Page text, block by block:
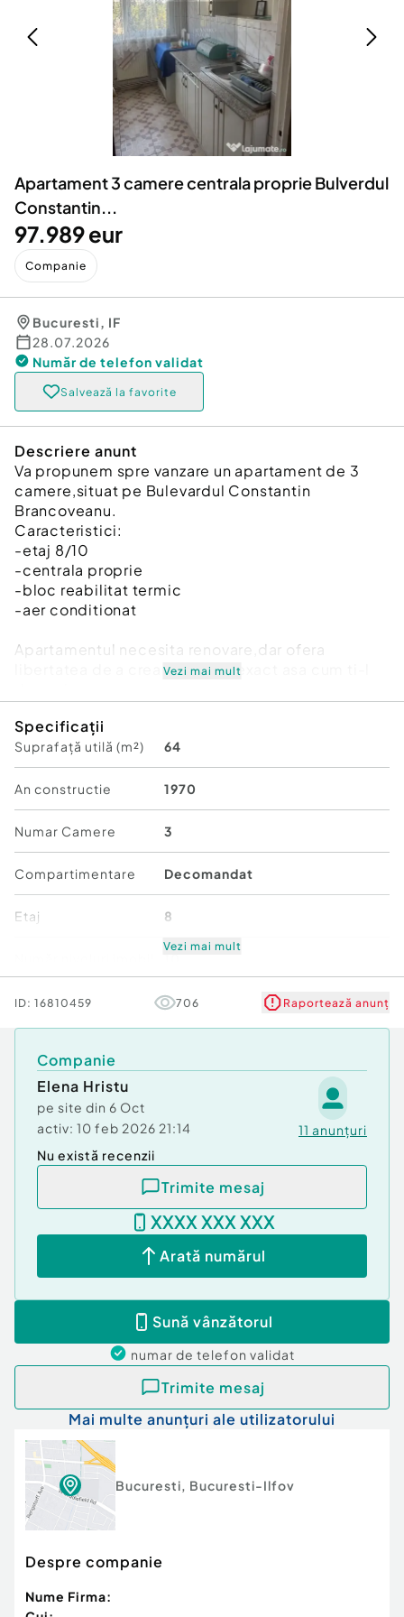
Servicii
Animale de companie
Afaceri și echipamente profesionale
Inchiriere Bunuri si Vehicule
Utilaje agricole si industriale
Piese auto si accesorii
Apartament 3 camere centrala proprie Bulverdul
Constantin...
97.989 eur
Companie
Bucuresti, IF
28.07.2026
Număr de telefon validat
Salvează la favorite
Descriere anunt
Va propunem spre vanzare un apartament de 3
camere,situat pe Bulevardul Constantin
Brancoveanu.
Caracteristici:
-etaj 8/10
-centrala proprie
-bloc reabilitat termic
-aer conditionat
Apartamentul necesita renovare,dar ofera
libertatea de a crea un spatiu exact asa cum ti-l
de transport,magazine,scoli,gradinite.
Pentru mai multe detalii,programari pentru
vizionare,sau oferte similare,ma puteti
contacta:0731631324.
Confort:1
Tip imobil: Bloc de apartamente
Număr Băi:
Posibilitate parcare: Nu
Vezi mai mult
Specificații
Suprafață utilă (m²) 64
An constructie 1970
Numar Camere 3
Compartimentare Decomandat
Etaj 8
Stare De renovat
Vezi mai mult
ID: 16810459 706 Raportează anunț
Companie
Elena Hristu
pe site din 6 Oct
activ: 10 feb 2026 21:14 11 anunțuri
Nu există recenzii
Trimite mesaj
XXXX XXX XXX
Arată numărul
Sună vânzătorul
numar de telefon validat
Trimite mesaj
Mai multe anunțuri ale utilizatorului
Bucuresti, Bucuresti-Ilfov
Despre companie
Nume Firma: